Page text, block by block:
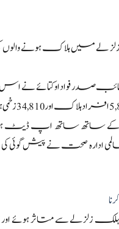
صدر فواد اوکتائے نے
کے ساتھ ساتھ اپ ڈیٹ
زلزلے سے متاثر ہوئے اور